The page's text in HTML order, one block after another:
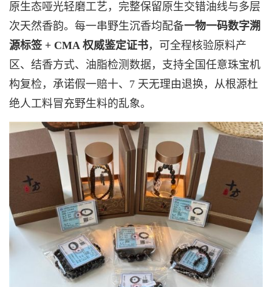
原生态哑光轻磨工艺，完整保留原生交错油线与多层
次天然香韵。每一串野生沉香均配备一物一码数字溯
源标签 + CMA 权威鉴定证书，可全程核验原料产
区、结香方式、油脂检测数据，支持全国任意珠宝机
构复检，承诺假一赔十、7 天无理由退换，从根源杜
绝人工料冒充野生料的乱象。